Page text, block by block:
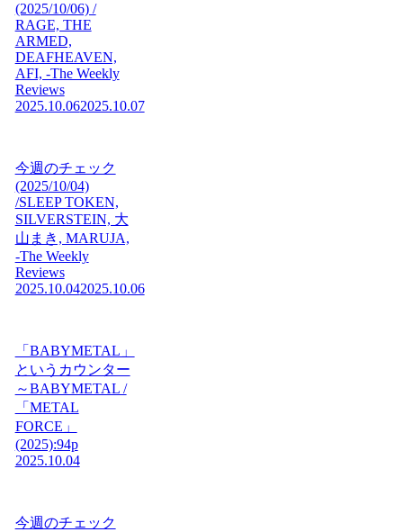
(2025/10/06) /
RAGE, THE
ARMED,
DEAFHEAVEN,
AFI, -The Weekly
Reviews
2025.10.062025.10.07
今週のチェック
(2025/10/04)
/SLEEP TOKEN,
SILVERSTEIN, 大
山まき, MARUJA,
-The Weekly
Reviews
2025.10.042025.10.06
「BABYMETAL」
というカウンター
～BABYMETAL /
「METAL
FORCE」
(2025):94p
2025.10.04
今週のチェック